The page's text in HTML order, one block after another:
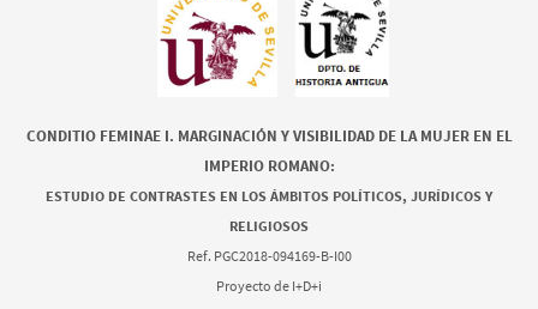
CONDITIO FEMINAE I. MARGINACIÓN Y VISIBILIDAD DE LA MUJER EN EL
IMPERIO ROMANO:
ESTUDIO DE CONTRASTES EN LOS ÁMBITOS POLÍTICOS, JURÍDICOS Y
RELIGIOSOS
Ref. PGC2018-094169-B-I00
Proyecto de I+D+i